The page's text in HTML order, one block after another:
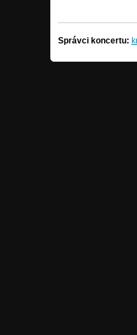
Správci koncertu: